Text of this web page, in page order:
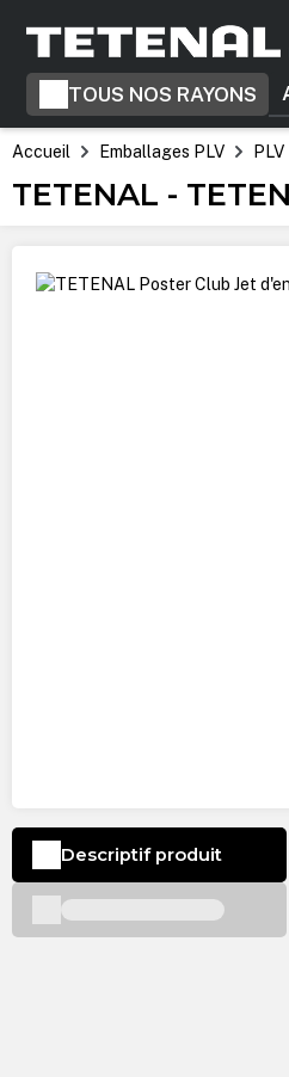
Passer à la
TOUS NOS RAYONS
Accueil Emballages PLV PLV
TETENAL -
Ignorer la galerie d'images
Descriptif produit